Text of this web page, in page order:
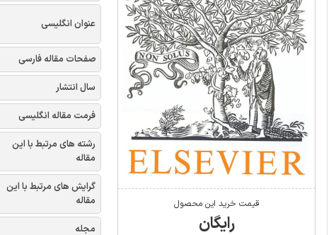
قیمت خرید این محصول
رایگان
عنوان انگلیسی
صفحات مقاله فارسی
سال انتشار
فرمت مقاله انگلیسی
رشته های مرتبط با این
مقاله
گرایش های مرتبط با این
مقاله
مجله